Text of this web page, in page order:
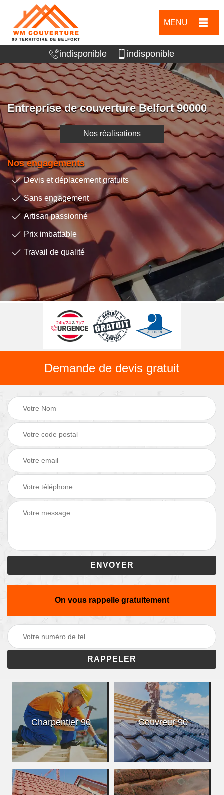
MENU
indisponible indisponible
Entreprise de couverture Belfort 90000
Nos réalisations
Nos engagements
Devis et déplacement gratuits
Sans engagement
Artisan passionné
Prix imbattable
Travail de qualité
Demande de devis gratuit
On vous rappelle gratuitement
Charpentier 90 Couvreur 90